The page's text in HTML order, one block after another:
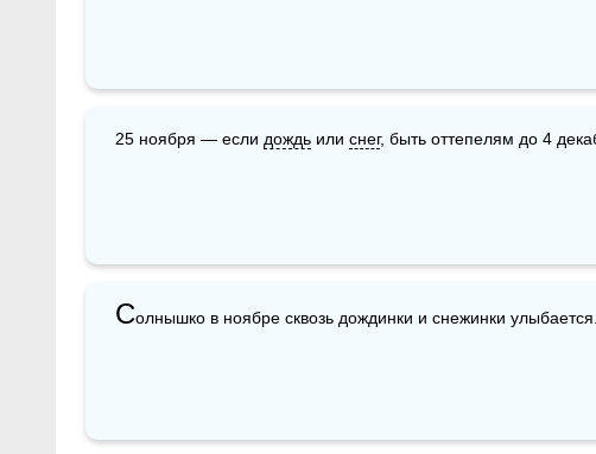
25 ноября — если дождь или снег, быть оттепелям до 4
Солнышко в ноябре сквозь дождинки и снежинки улыбается.